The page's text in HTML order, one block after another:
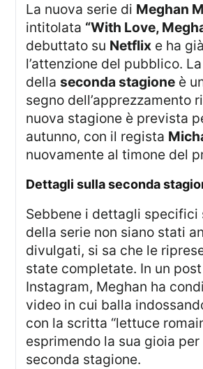
La nuova serie di Meghan
intitolata “With Love,
debuttato su Netflix e ha
l’attenzione del pubblico.
dellaseconda stagione è
segno dell’apprezzamento
nuova stagione è prevista
autunno, con il regista
nuovamente al timone del
dettagli sulla seconda
Sebbene i dettagli specifici sul ritorno
della serie non siano stati
divulgati, si sa che le
state completate. In un
Instagram, Meghan ha
video in cui balla
con la scritta “lettuce
esprimendo la sua gioia per
seconda stagione.